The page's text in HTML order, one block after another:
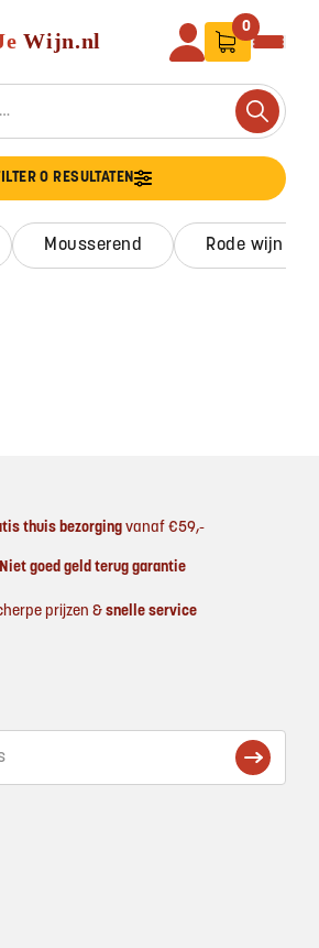
Search
0
0 RESULTATEN
mousserend rode wijn
thuis bezorgingvanaf €59,-
Niet goed geld terug garantie
prijzen &snelle service